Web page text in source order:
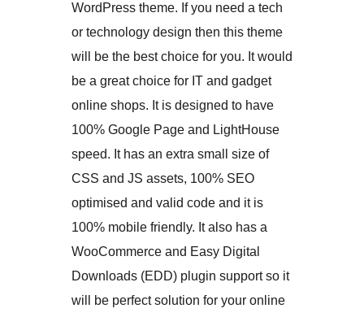
WordPress theme. If you need a tech
or technology design then this theme
will be the best choice for you. It would
be a great choice for IT and gadget
online shops. It is designed to have
100% Google Page and LightHouse
speed. It has an extra small size of
CSS and JS assets, 100% SEO
optimised and valid code and it is
100% mobile friendly. It also has a
WooCommerce and Easy Digital
Downloads (EDD) plugin support so it
will be perfect solution for your online